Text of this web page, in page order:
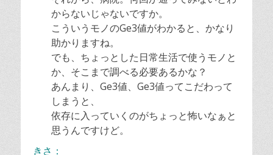
からないじゃないですか。
こういうモノのGe3値がわかると、かなり
助かりますね。
でも、ちょっとした日常生活で使うモノと
か、そこまで調べる必要あるかな？
あんまり、Ge3値、Ge3値ってこだわって
しまうと、
依存に入っていくのがちょっと怖いなぁと
思うんですけど。
きさ：